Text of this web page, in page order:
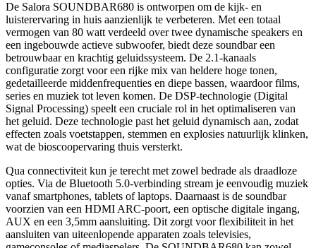
De Salora SOUNDBAR680 is ontworpen om de kijk- en
luisterervaring in huis aanzienlijk te verbeteren. Met een totaal
vermogen van 80 watt verdeeld over twee dynamische speakers en
een ingebouwde actieve subwoofer, biedt deze soundbar een
betrouwbaar en krachtig geluidssysteem. De 2.1-kanaals
configuratie zorgt voor een rijke mix van heldere hoge tonen,
gedetailleerde middenfrequenties en diepe bassen, waardoor films,
series en muziek tot leven komen. De DSP-technologie (Digital
Signal Processing) speelt een cruciale rol in het optimaliseren van
het geluid. Deze technologie past het geluid dynamisch aan, zodat
effecten zoals voetstappen, stemmen en explosies natuurlijk klinken,
wat de bioscoopervaring thuis versterkt.
Qua connectiviteit kun je terecht met zowel bedrade als draadloze
opties. Via de Bluetooth 5.0-verbinding stream je eenvoudig muziek
vanaf smartphones, tablets of laptops. Daarnaast is de soundbar
voorzien van een HDMI ARC-poort, een optische digitale ingang,
AUX en een 3,5mm aansluiting. Dit zorgt voor flexibiliteit in het
aansluiten van uiteenlopende apparaten zoals televisies,